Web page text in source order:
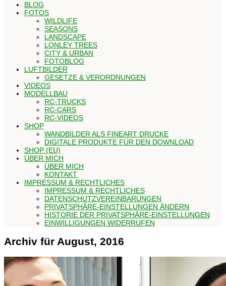
BLOG
FOTOS
WILDLIFE
SEASONS
LANDSCAPE
LONLEY TREES
CITY & URBAN
FOTOBLOG
LUFTBILDER
GESETZE & VERORDNUNGEN
VIDEOS
MODELLBAU
RC-TRUCKS
RC-CARS
RC-VIDEOS
SHOP
WANDBILDER ALS FINEART DRUCKE
DIGITALE PRODUKTE FÜR DEN DOWNLOAD
SHOP (EU)
ÜBER MICH
ÜBER MICH
KONTAKT
IMPRESSUM & RECHTLICHES
IMPRESSUM & RECHTLICHES
DATENSCHUTZVEREINBARUNGEN
PRIVATSPHÄRE-EINSTELLUNGEN ÄNDERN
HISTORIE DER PRIVATSPHÄRE-EINSTELLUNGEN
EINWILLIGUNGEN WIDERRUFEN
Archiv für August, 2016